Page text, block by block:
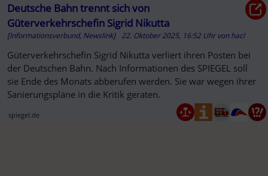
Deutsche Bahn trennt sich von
Güterverkehrschefin Sigrid Nikutta
[Informationsverbund, Newslink] 22. Oktober 2025, 16:52 Uhr vonhacl
Güterverkehrschefin Sigrid Nikutta verliert ihren Posten bei
der Deutschen Bahn. Nach Informationen des SPIEGEL soll
sie Ende des Monats abberufen werden. Sie war wegen ihrer
Sanierungspläne in die Kritik geraten.
spiegel.de